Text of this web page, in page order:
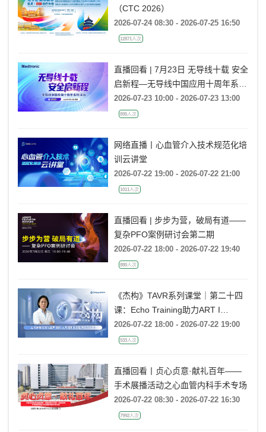
（CTC 2026）
2026-07-24 08:30 - 2026-07-25 16:50
12871人次
直播回看 | 7月23日 无导线十载 安全
启新程—无导线中国应用十周年系列
活动
2026-07-23 10:00 - 2026-07-23 13:00
895人次
网络直播丨心血管介入技术规范化培
训云讲堂
2026-07-22 19:00 - 2026-07-22 21:00
1011人次
直播回看 | 步步为营，破局有道——
复杂PFO案例研讨会第二期
2026-07-22 18:00 - 2026-07-22 19:40
880人次
《杰构》TAVR系列课堂｜第二十四
课：Echo Training助力ART I
Rebecca T. Hahn教授《主动脉瓣反
流的超声培训：从病理机制到临床诊
2026-07-22 18:00 - 2026-07-22 19:00
533人次
直播回看丨贞心贞意·献礼百年——
手术展播活动之心血管内科手术专场
2026-07-22 08:30 - 2026-07-22 16:30
7992人次